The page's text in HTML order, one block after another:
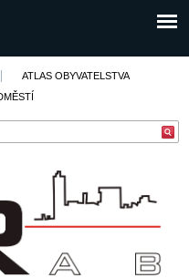
ATLAS OBYVATELSTVA